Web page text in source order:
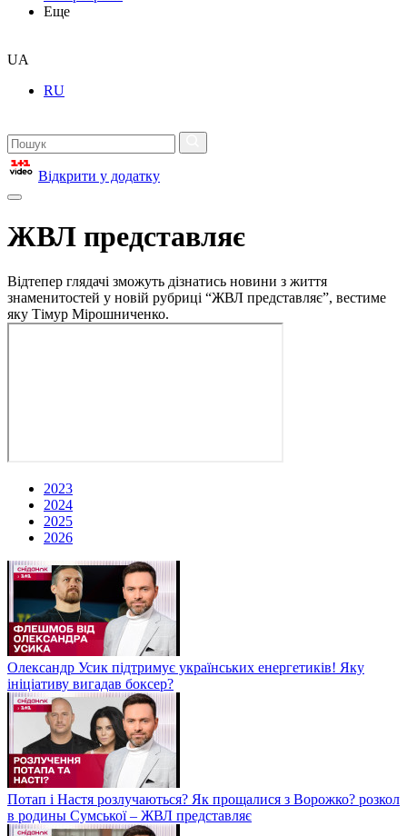
Еще
UA
RU
Відкрити у додатку
ЖВЛ представляє
Відтепер глядачі зможуть дізнатись новини з життя
знаменитостей у новій рубриці “ЖВЛ представляє”, вестиме
яку Тімур Мірошниченко.
2023
2024
2025
2026
Олександр Усик підтримує українських енергетиків! Яку
ініціативу вигадав боксер?
Потап і Настя розлучаються? Як прощалися з Ворожко? розкол
в родины Сумської – ЖВЛ представляє